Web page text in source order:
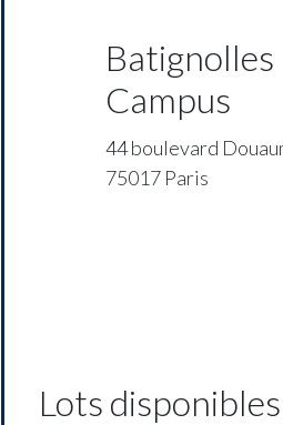
Batignolles
Campus
44 boulevard
75017 Paris
Lots disponibles